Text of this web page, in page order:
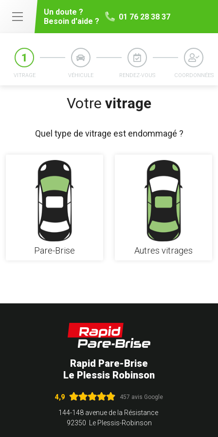
Un doute ?
Besoin d'aide ?
01 76 28 38 37
Votre vitrage
VITRAGE VÉHICULE RENDEZ-VOUS COORDONNÉES
Quel type de vitrage est endommagé ?
Pare-Brise Autres vitrages
Rapid Pare-Brise
Le Plessis Robinson
4,9 457 avis Google
144-148 avenue de la Résistance
92350 Le Plessis-Robinson